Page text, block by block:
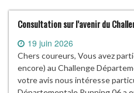
Consultation sur l’avenir du
19 juin 2026
Chers coureurs, Vous avez
encore) au Challenge
votre avis nous intéresse